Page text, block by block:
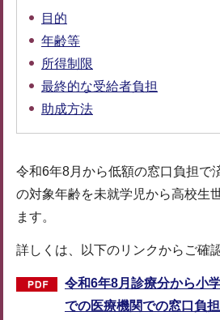
目的
年齢等
所得制限
最終的な受給者負担
助成方法
令和6年8月から低額の窓口負担で
の対象年齢を未就学児から高校生
ます。
詳しくは、以下のリンクからご確
令和6年8月診療分から小
での医療機関での窓口負